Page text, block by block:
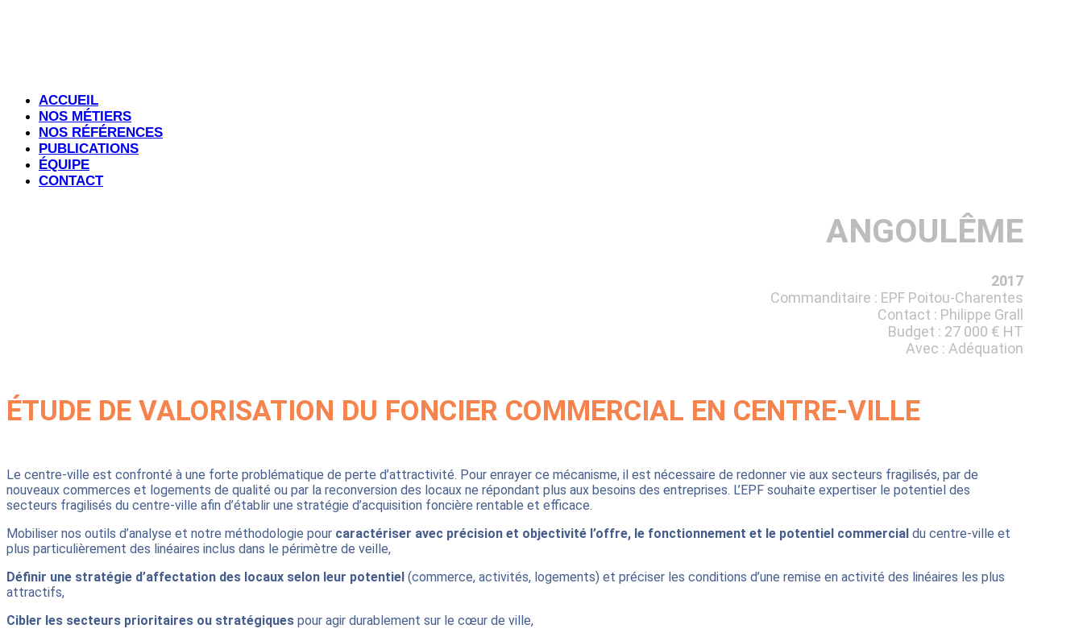
ACCUEIL
NOS MÉTIERS
NOS RÉFÉRENCES
PUBLICATIONS
ÉQUIPE
CONTACT
ANGOULÊME
2017
Commanditaire : EPF Poitou-Charentes
Contact : Philippe Grall
Budget : 27 000 € HT
Avec : Adéquation
ÉTUDE DE VALORISATION DU FONCIER COMMERCIAL EN CENTRE-VILLE
Le centre-ville est confronté à une forte problématique de perte d’attractivité. Pour enrayer ce mécanisme, il est nécessaire de redonner vie aux secteurs fragilisés, par de
nouveaux commerces et logements de qualité ou par la reconversion des locaux ne répondant plus aux besoins des entreprises. L’EPF souhaite expertiser le potentiel des
secteurs fragilisés du centre-ville afin d’établir une stratégie d’acquisition foncière rentable et efficace.
Mobiliser nos outils d’analyse et notre méthodologie pour caractériser avec précision et objectivité l’offre, le fonctionnement et le potentiel commercial du centre-ville et
plus particulièrement des linéaires inclus dans le périmètre de veille,
Définir une stratégie d’affectation des locaux selon leur potentiel (commerce, activités, logements) et préciser les conditions d’une remise en activité des linéaires les plus
attractifs,
Cibler les secteurs prioritaires ou stratégiques pour agir durablement sur le cœur de ville,